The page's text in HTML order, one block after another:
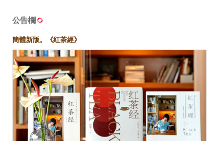
公告欄
簡體新版。《紅茶經》